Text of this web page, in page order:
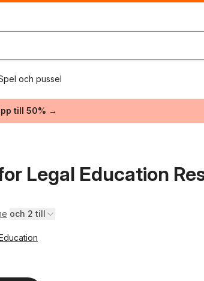
och pussel
till 50% →
Legal Education
och 2 till